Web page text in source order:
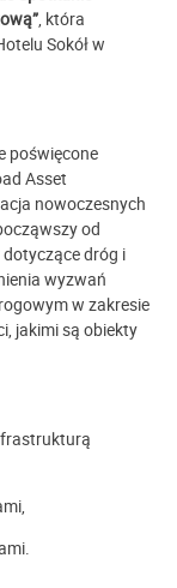
, która
Sokół w
poświęcone
Asset
nowoczesnych
od
dróg i
wyzwań
w zakresie
jakimi są obiekty